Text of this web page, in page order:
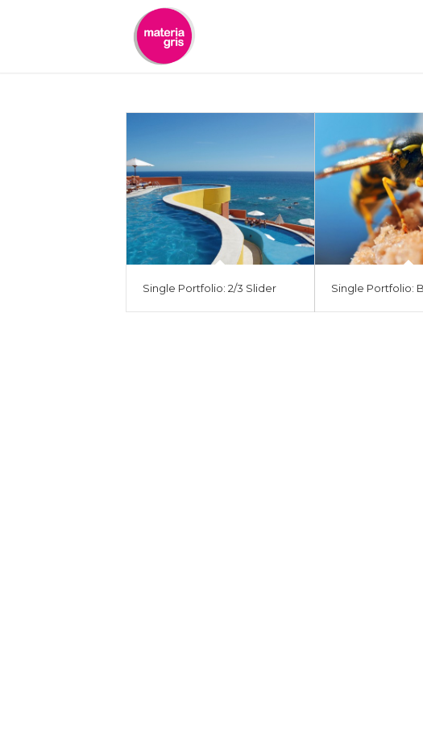
Single Portfolio: 2/3 Slider Single Portfolio: